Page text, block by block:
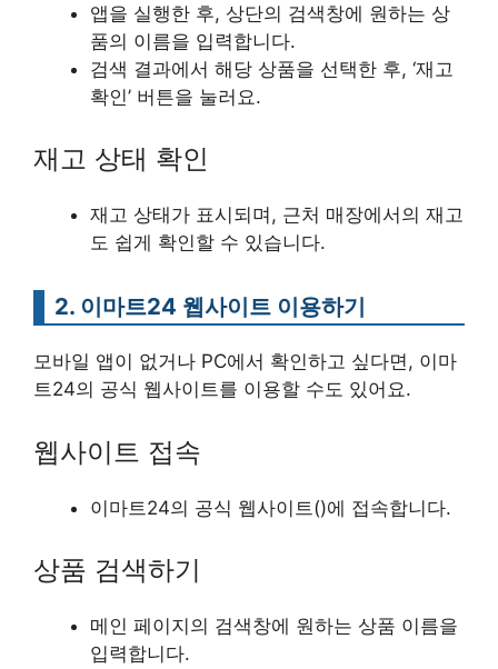
앱을 실행한 후, 상단의 검색창에 원하는 상
품의 이름을 입력합니다.
검색 결과에서 해당 상품을 선택한 후, ‘재고
확인’ 버튼을 눌러요.
재고 상태 확인
재고 상태가 표시되며, 근처 매장에서의 재고
도 쉽게 확인할 수 있습니다.
2. 이마트24 웹사이트 이용하기
모바일 앱이 없거나 PC에서 확인하고 싶다면, 이마
트24의 공식 웹사이트를 이용할 수도 있어요.
웹사이트 접속
이마트24의 공식 웹사이트()에 접속합니다.
상품 검색하기
메인 페이지의 검색창에 원하는 상품 이름을
입력합니다.